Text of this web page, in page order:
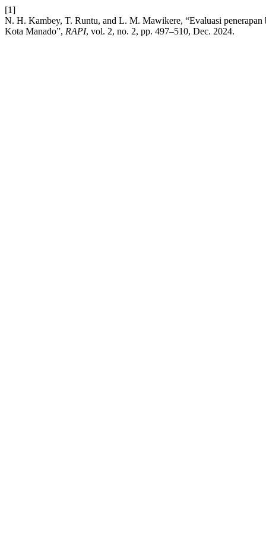
[1]
N. H. Kambey, T. Runtu, and L. M. Mawikere, “Evaluasi penerapan
Kota Manado”, RAPI, vol. 2, no. 2, pp. 497–510, Dec. 2024.